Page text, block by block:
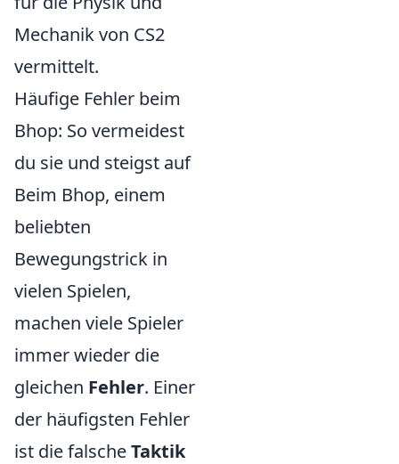
Mechanik von CS2
vermittelt.
Häufige Fehler beim
Bhop: So vermeidest
du sie und steigst auf
Beim Bhop, einem
beliebten
Bewegungstrick in
vielen Spielen,
machen viele Spieler
immer wieder die
gleichen Fehler. Einer
der häufigsten Fehler
ist die falscheTaktik